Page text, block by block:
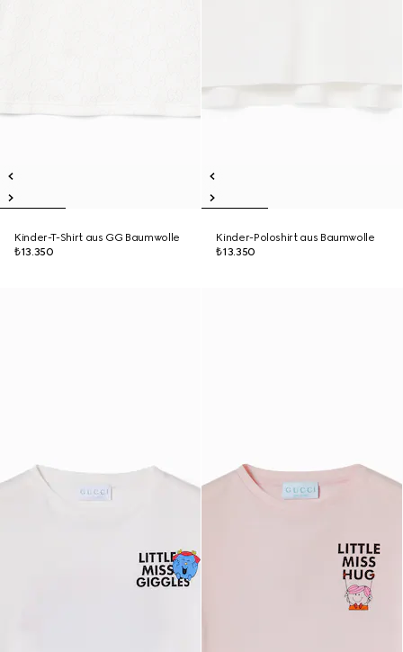
Kinder-T-Shirt aus GG Baumwolle
₺13.350
Kinder-Poloshirt aus Baumwolle
₺13.350